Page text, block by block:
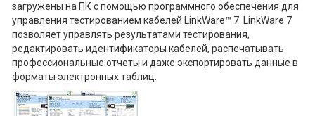
загружены на ПК с помощью программного обеспечения для
управления тестированием кабелей LinkWare™ 7. LinkWare 7
позволяет управлять результатами тестирования,
редактировать идентификаторы кабелей, распечатывать
профессиональные отчеты и даже экспортировать данные в
форматы электронных таблиц.